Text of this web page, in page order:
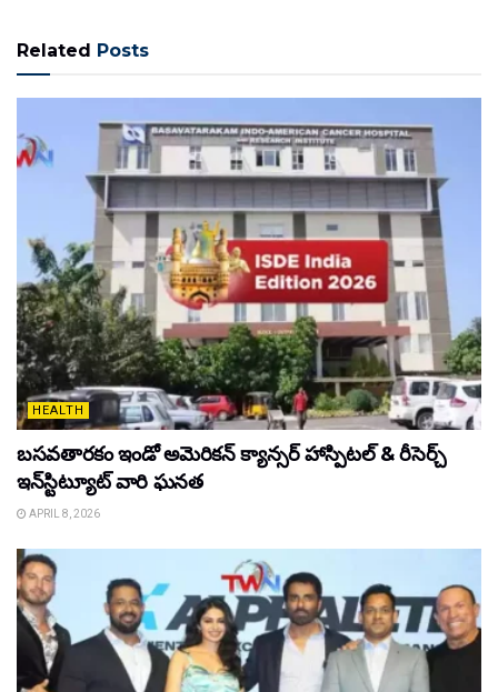
Related Posts
HEALTH
బసవతారకం ఇండో అమెరికన్ క్యాన్సర్ హాస్పిటల్ & రీసెర్చ్
ఇన్‌స్టిట్యూట్ వారి ఘనత
APRIL 8, 2026